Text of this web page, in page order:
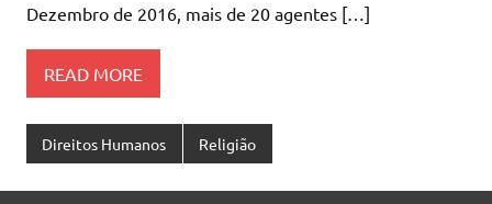
Dezembro de 2016, mais de 20 agentes […]
READ MORE
Direitos Humanos Religião